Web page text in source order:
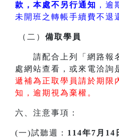
款，本處不另行通知 ，逾
未開班之轉帳手續費不退
（二） 備取學員
請配合上列「網路報
處網站查看，或來電洽詢
遞補為正取學員請於期限
知，逾期視為棄權。
六、注意事項：
(一)試聽週： 114年7月14